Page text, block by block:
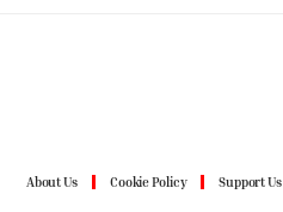
About Us Cookie Policy Support Us